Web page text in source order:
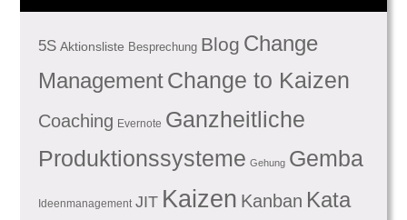
5S Aktionsliste Besprechung Blog Change
ManagementChange to Kaizen
Coaching Evernote Ganzheitliche
Produktionssysteme Gehung Gemba
Ideenmanagement JIT Kaizen Kanban Kata